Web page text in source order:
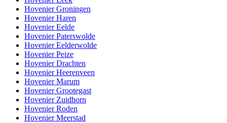
Hovenier Groningen
Hovenier Haren
Hovenier Eelde
Hovenier Paterswolde
Hovenier Eelderwolde
Hovenier Peize
Hovenier Drachten
Hovenier Heerenveen
Hovenier Marum
Hovenier Grootegast
Hovenier Zuidhorn
Hovenier Roden
Hovenier Meerstad